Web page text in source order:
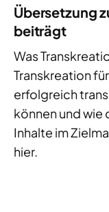
Übersetzung
beiträgt
Was
Transkreation
erfolgreich
können und wie
Inhalte im
hier.